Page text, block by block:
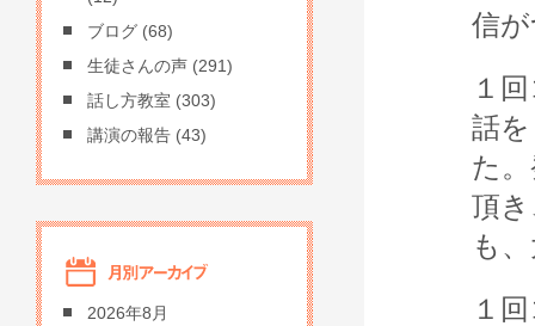
信
１
話
た
頂
も
１
ブログ (68)
生徒さんの声 (291)
話し方教室 (303)
講演の報告 (43)
2026年8月